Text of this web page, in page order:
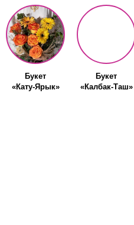
Букет
«Кату-Ярык»
Букет
«Калбак-Таш»